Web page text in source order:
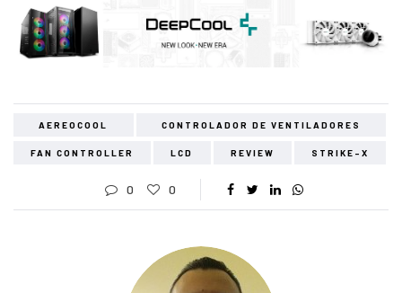
AEREOCOOL CONTROLADOR DE VENTILADORES
FAN CONTROLLER LCD REVIEW STRIKE-X
0 0